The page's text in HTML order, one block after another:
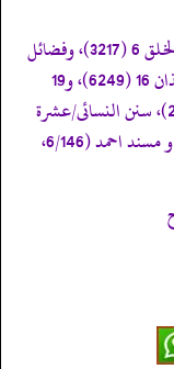
«صحیح البخاری/بدء الخلق 6 (3217)، وفضائل
الصحابة 30 (3768)، والأدب 111 (6201)، والاستئذان 16 (6249)، و19
(6253)، صحیح مسلم/فضائل الصحابة 13 (2447)، سنن النسائی/عشرة
النساء 3 (3405، 346) (تحفة الأشراف: 17766)، و مسند احمد (6/146،